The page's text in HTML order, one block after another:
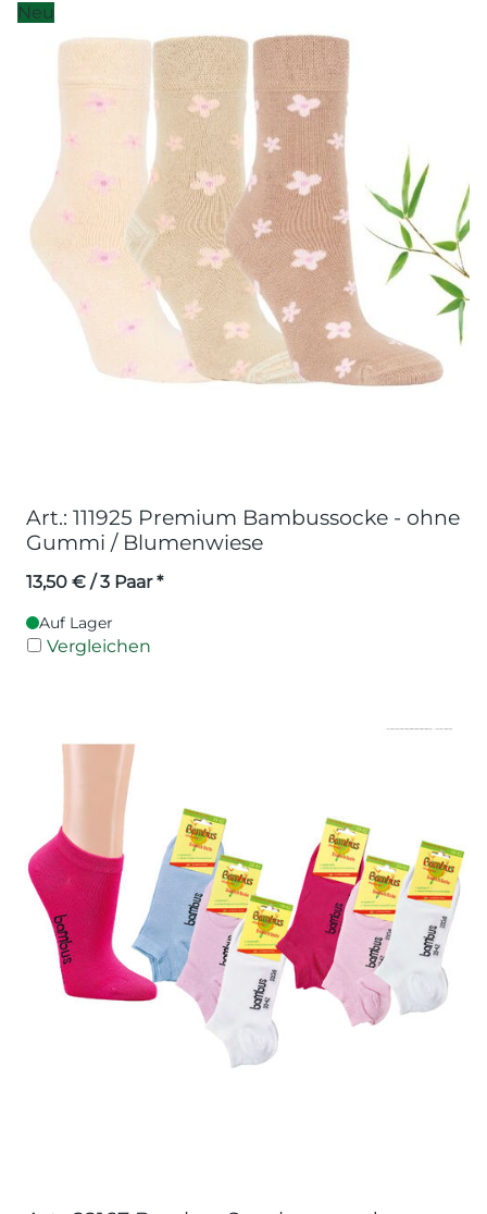
Neu
Art.: 111925 Premium Bambussocke - ohne
Gummi / Blumenwiese
13,50 € / 3 Paar *
Auf Lager
Vergleichen